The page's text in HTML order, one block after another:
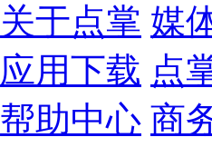
关于点掌 媒
应用下载 点
帮助中心 商